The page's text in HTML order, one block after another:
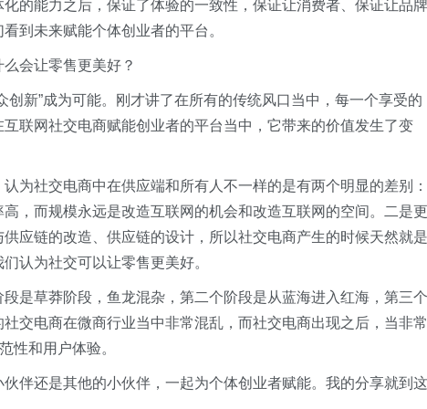
的能力之后，保证了体验的一致性，保证让消费者、保证让品牌
到未来赋能个体创业者的平台。
会让零售更美好？
新”成为可能。刚才讲了在所有的传统风口当中，每一个享受的
联网社交电商赋能创业者的平台当中，它带来的价值发生了变
为社交电商中在供应端和所有人不一样的是有两个明显的差别：
，而规模永远是改造互联网的机会和改造互联网的空间。二是更
应链的改造、供应链的设计，所以社交电商产生的时候天然就是
认为社交可以让零售更美好。
是草莽阶段，鱼龙混杂，第二个阶段是从蓝海进入红海，第三个
交电商在微商行业当中非常混乱，而社交电商出现之后，当非常
性和用户体验。
伴还是其他的小伙伴，一起为个体创业者赋能。我的分享就到这